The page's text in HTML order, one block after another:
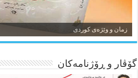
زمان و وێژەی کوردی
گۆڤار و ڕۆژنامه‌کان